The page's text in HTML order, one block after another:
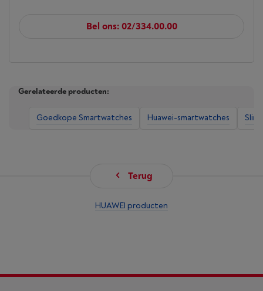
Bel ons: 02/334.00.00
Gerelateerde producten:
Goedkope Smartwatches Huawei-smartwatches
Terug
HUAWEI producten